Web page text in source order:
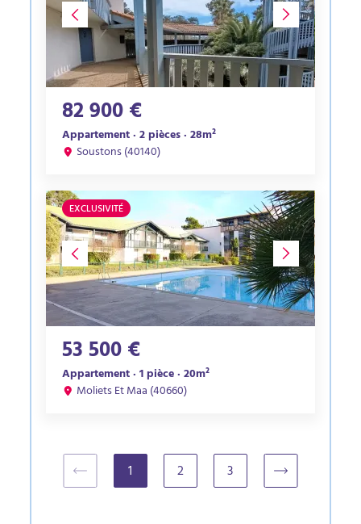
82 900 €
Appartement · 2 pièces · 28m²
Soustons (40140)
EXCLUSIVITÉ
53 500 €
Appartement · 1 pièce · 20m²
Moliets Et Maa (40660)
1(current)2 3